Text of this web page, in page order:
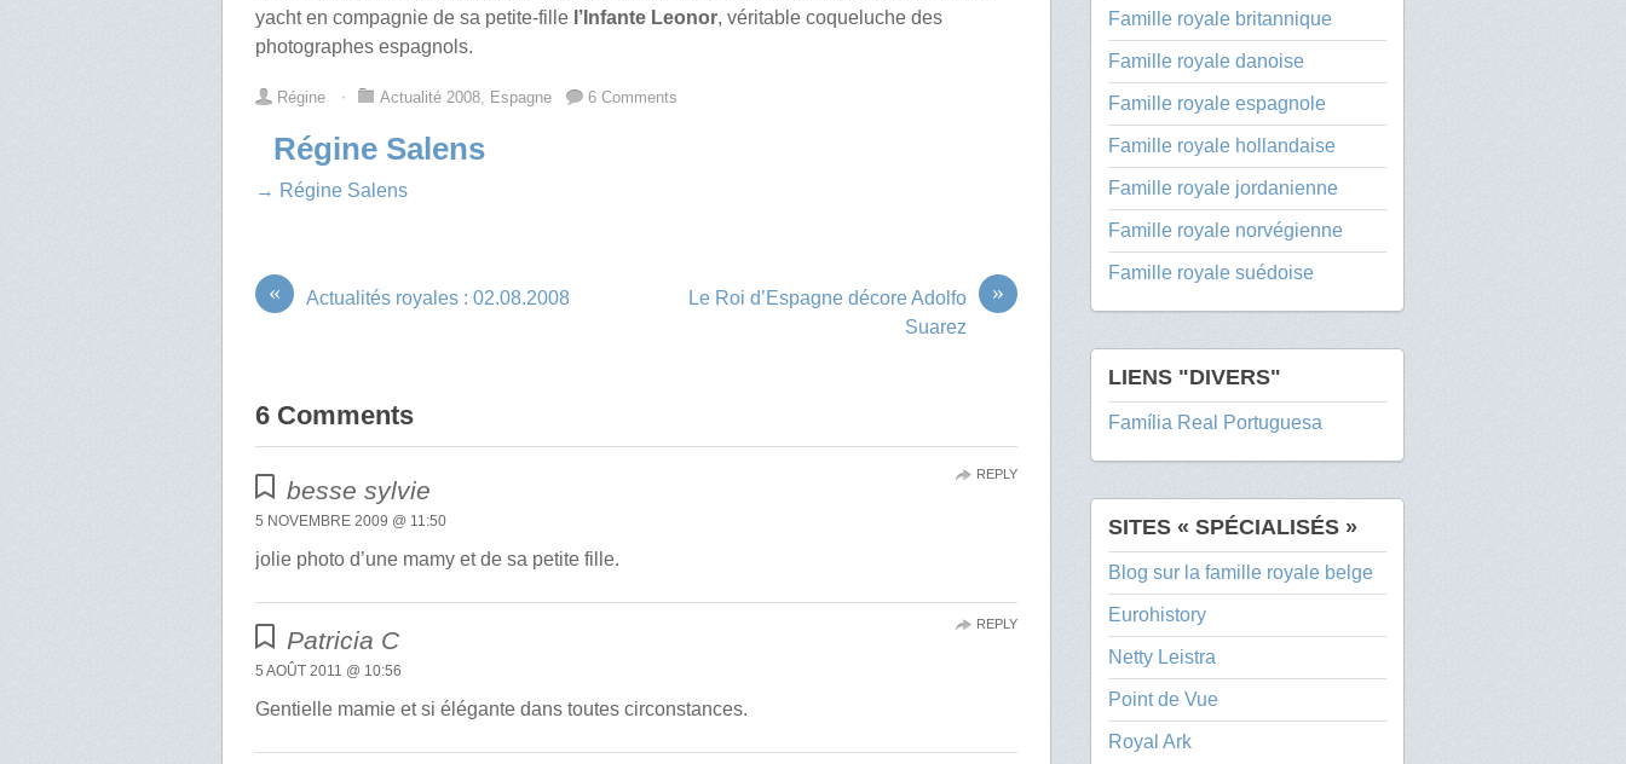
yacht en compagnie de sa petite-fille l’Infante Leonor, véritable coqueluche des
photographes espagnols.
Régine ⋅ Actualité 2008 Espagne 6 Comments
Régine Salens
→ Régine Salens
« Actualités royales : 02.08.2008 »
Le Roi d’Espagne décore Adolfo
Suarez
6 Comments
besse sylvie
5 NOVEMBRE 2009 @ 11:50
jolie photo d’une mamy et de sa petite fille.
REPLY
Patricia C
5 AOÛT 2011 @ 10:56
Gentielle mamie et si élégante dans toutes circonstances.
REPLY
Famille royale britannique
Famille royale danoise
Famille royale espagnole
Famille royale hollandaise
Famille royale jordanienne
Famille royale norvégienne
Famille royale suédoise
LIENS "DIVERS"
Família Real Portuguesa
SITES « SPÉCIALISÉS »
Blog sur la famille royale belge
Eurohistory
Netty Leistra
Point de Vue
Royal Ark